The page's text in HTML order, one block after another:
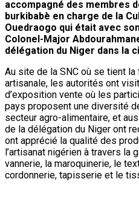
Au site de la SNC où se tient
artisanale, les autorités ont
d’exposition vente où les
pays proposent une diversité
de la délégation du Niger ont
ont apprécié la qualité des
l’artisanat nigérien à travers la
vannerie, la maroquinerie, le
cordonnerie, tapisserie et le